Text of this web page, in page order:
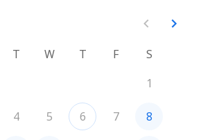
T W T F
S
1
4 5 6 7 8